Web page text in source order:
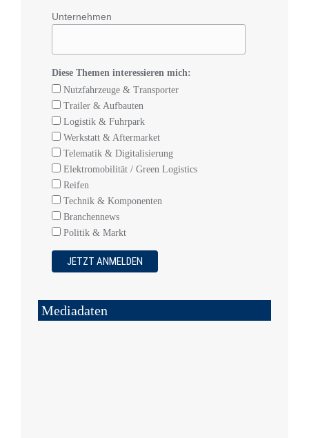
Unternehmen
Diese Themen interessieren mich:
Nutzfahrzeuge & Transporter
Trailer & Aufbauten
Logistik & Fuhrpark
Werkstatt & Aftermarket
Telematik & Digitalisierung
Elektromobilität / Green Logistics
Reifen
Technik & Komponenten
Branchennews
Politik & Markt
Mediadaten